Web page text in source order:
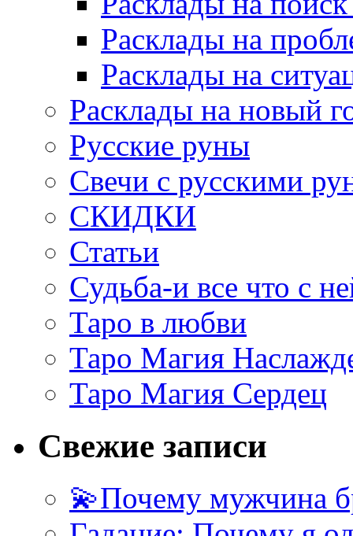
Расклады на
Расклады на
Расклады на новый
Русские руны
Свечи с русскими
СКИДКИ
Статьи
Судьба-и все что с
Таро в любви
Таро Магия
Таро Магия Сердец
Свежие записи
💫Почему мужчина